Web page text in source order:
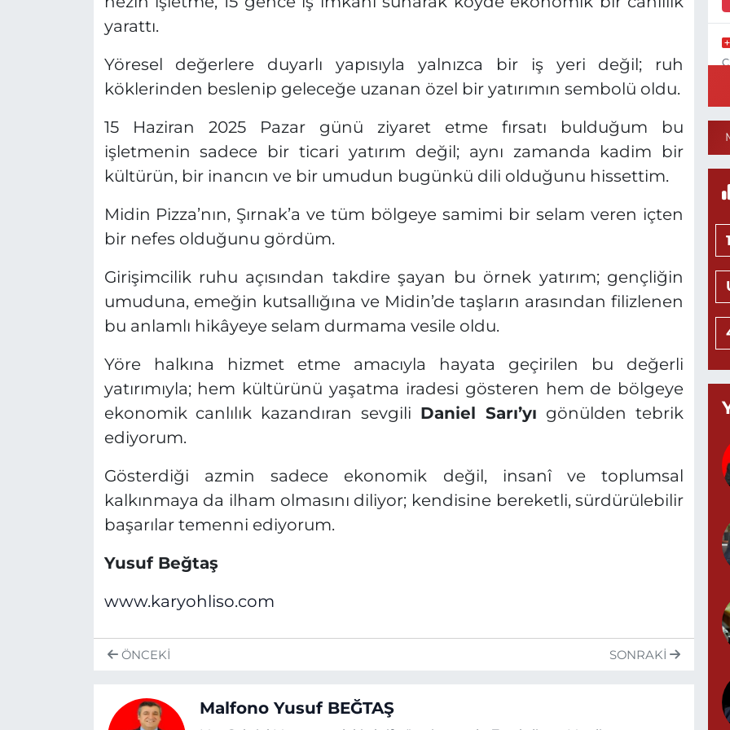
yarattı.
Yöresel değerlere duyarlı yapısıyla yalnızca bir iş yeri değil; ruh
köklerinden beslenip geleceğe uzanan özel bir yatırımın sembolü oldu.
15 Haziran 2025 Pazar günü ziyaret etme fırsatı bulduğum bu
işletmenin sadece bir ticari yatırım değil; aynı zamanda kadim bir
kültürün, bir inancın ve bir umudun bugünkü dili olduğunu hissettim.
Midin Pizza’nın, Şırnak’a ve tüm bölgeye samimi bir selam veren içten
bir nefes olduğunu gördüm.
Girişimcilik ruhu açısından takdire şayan bu örnek yatırım; gençliğin
umuduna, emeğin kutsallığına ve Midin’de taşların arasından filizlenen
bu anlamlı hikâyeye selam durmama vesile oldu.
Yöre halkına hizmet etme amacıyla hayata geçirilen bu değerli
yatırımıyla; hem kültürünü yaşatma iradesi gösteren hem de bölgeye
ekonomik canlılık kazandıran sevgili Daniel Sarı’yı gönülden tebrik
ediyorum.
Gösterdiği azmin sadece ekonomik değil, insanî ve toplumsal
kalkınmaya da ilham olmasını diliyor; kendisine bereketli, sürdürülebilir
başarılar temenni ediyorum.
Yusuf Beğtaş
www.karyohliso.com
ÖNCEKI SONRAKI
Malfono Yusuf BEĞTAŞ